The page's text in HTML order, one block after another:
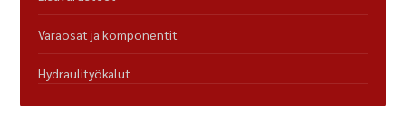
Varaosat ja komponentit
Hydraulityökalut